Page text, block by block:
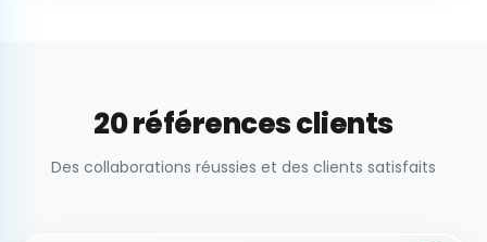
20 références clients
Des collaborations réussies et des clients satisfaits